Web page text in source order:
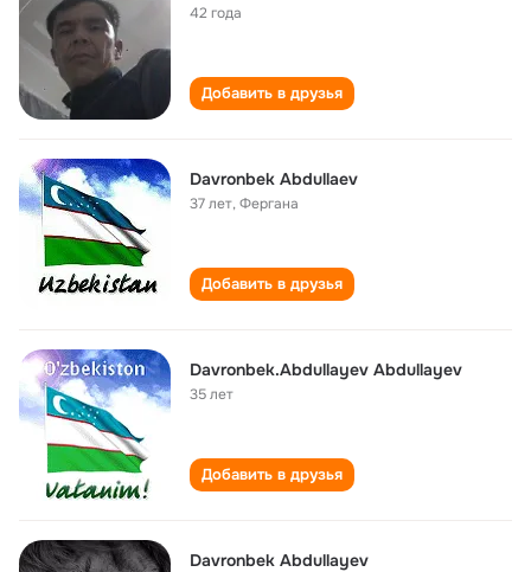
42 года
Добавить в друзья
Davronbek Abdullaev
37 лет,Фергана
Добавить в друзья
Davronbek.Abdullayev Abdullayev
35 лет
Добавить в друзья
Davronbek Abdullayev